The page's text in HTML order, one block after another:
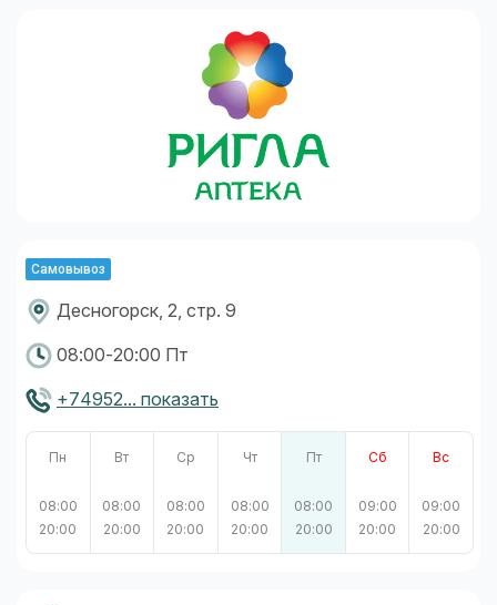
Самовывоз
Десногорск, 2, стр. 9
08:00-20:00 Пт
+74952... показать
Пн
08:00
20:00
Вт
08:00
20:00
Ср
08:00
20:00
Чт
08:00
20:00
Пт
08:00
20:00
Сб
09:00
20:00
Вс
09:00
20:00